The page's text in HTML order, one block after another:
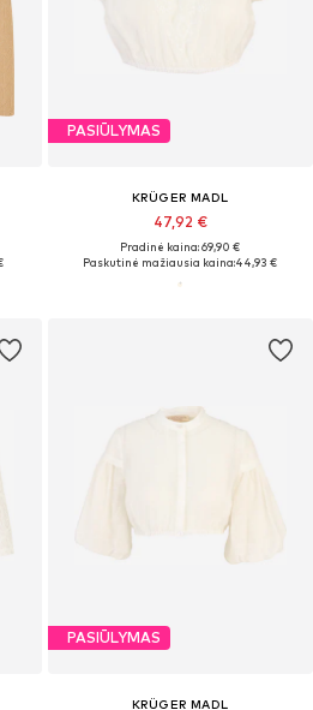
PASIŪLYMAS
KRÜGER MADL
47,92 €
Pradinė kaina: 69,90 €
Paskutinė mažiausia kaina:44,93 €
PASIŪLYMAS
KRÜGER MADL